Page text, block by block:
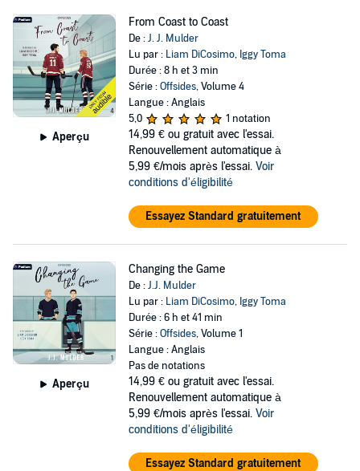
Aperçu
From Coast to Coast
De :J. J. Mulder
Lu par : Liam DiCosimo, Iggy Toma
Durée : 8 h et 3 min
Série :Offsides, Volume 4
Langue : Anglais
5,0
1 notation
14,99 € ou gratuit avec l'essai.
Renouvellement automatique à
5,99 €/mois après l'essai. Voir
conditions d'éligibilité
Essayez Standard gratuitement
Aperçu
Changing the Game
De :J.J. Mulder
Lu par : Liam DiCosimo, Iggy Toma
Durée : 6 h et 41 min
Série :Offsides, Volume 1
Langue : Anglais
Pas de notations
14,99 € ou gratuit avec l'essai.
Renouvellement automatique à
5,99 €/mois après l'essai. Voir
conditions d'éligibilité
Essayez Standard gratuitement